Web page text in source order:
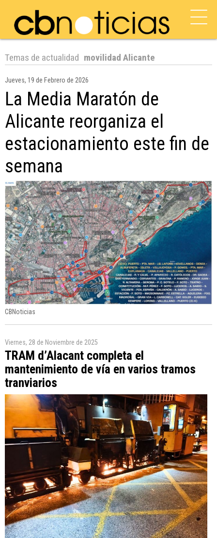
Temas de actualidad movilidad Alicante
Jueves, 19 de Febrero de 2026
La Media Maratón de
Alicante reorganiza el
estacionamiento este fin de
semana
CBNoticias
Viernes, 28 de Noviembre de 2025
TRAM d’Alacant completa el
mantenimiento de vía en varios tramos
tranviarios